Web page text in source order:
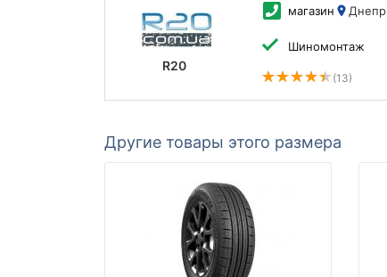
R20
магазин Днепр
Шиномонтаж
(13)
Другие товары этого размера